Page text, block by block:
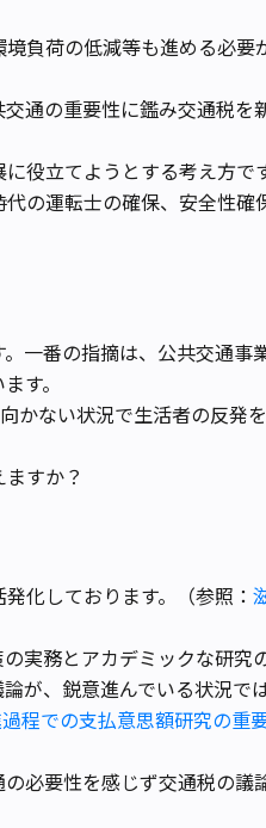
負荷の低減等も進める必要
通の重要性に鑑み交通税を
役立てようとする考え方です
の運転士の確保、安全性確
一番の指摘は、公共交通事
す。
かない状況で生活者の反発
すか？
化しております。（参照：
実務とアカデミックな研究
が、鋭意進んでいる状況で
程での支払意思額研究の重
必要性を感じず交通税の議